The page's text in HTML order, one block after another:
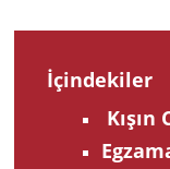
İçindekiler